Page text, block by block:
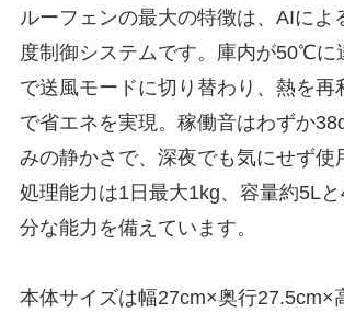
ルーフェンの最大の特徴は、AIによ
度制御システムです。庫内が50℃に
で送風モードに切り替わり、熱を再
で省エネを実現。稼働音はわずか
みの静かさで、深夜でも気にせず使
処理能力は1日最大1kg、容量約5L
分な能力を備えています。
本体サイズは幅27cm×奥行27.5cm×